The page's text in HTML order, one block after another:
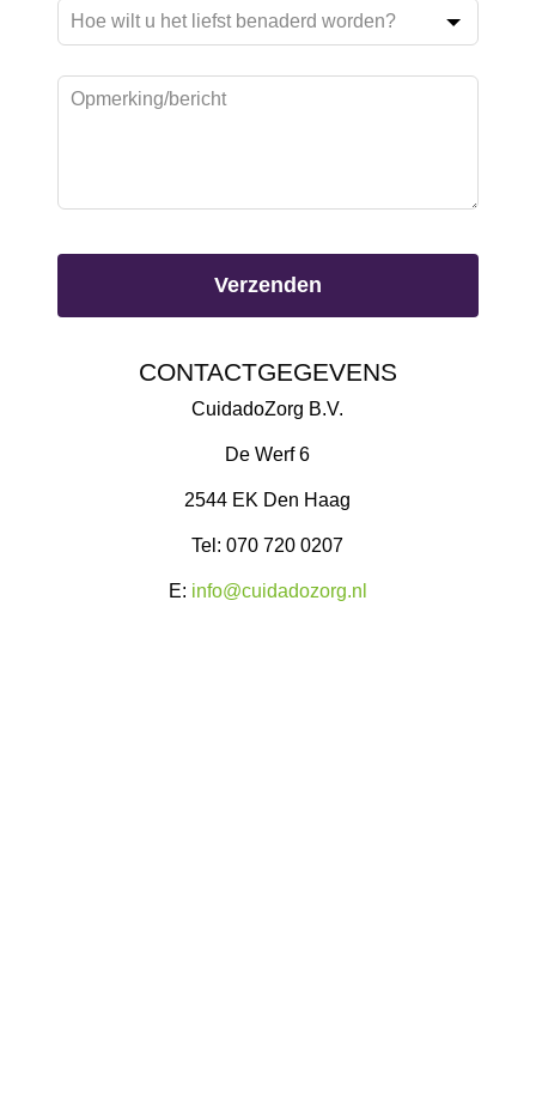
Verzenden
CONTACTGEGEVENS
CuidadoZorg B.V.
De Werf 6
2544 EK Den Haag
Tel: 070 720 0207
E: info@cuidadozorg.nl